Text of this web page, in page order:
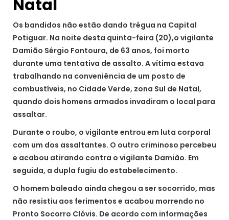
Natal
Os bandidos não estão dando trégua na Capital
Potiguar. Na noite desta quinta-feira (20),o vigilante
Damião Sérgio Fontoura, de 63 anos, foi morto
durante uma tentativa de assalto. A vítima estava
trabalhando na conveniência de um posto de
combustíveis, no Cidade Verde, zona Sul de Natal,
quando dois homens armados invadiram o local para
assaltar.
Durante o roubo, o vigilante entrou em luta corporal
com um dos assaltantes. O outro criminoso percebeu
e acabou atirando contra o vigilante Damião. Em
seguida, a dupla fugiu do estabelecimento.
O homem baleado ainda chegou a ser socorrido, mas
não resistiu aos ferimentos e acabou morrendo no
Pronto Socorro Clóvis. De acordo com informações